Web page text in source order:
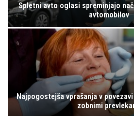
Spletni avto oglasi spreminjajo
avtomobilov
Najpogostejša vprašanja v
zobnimi